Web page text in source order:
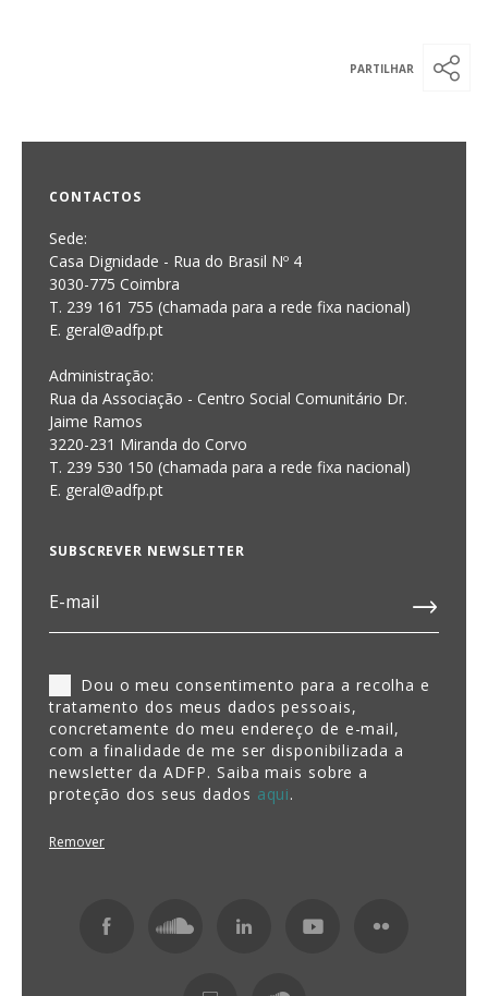
CONTACTOS
Sede:
Casa Dignidade - Rua do Brasil Nº 4
3030-775 Coimbra
T. 239 161 755 (chamada para a rede fixa nacional)
E. geral@adfp.pt
Administração:
Rua da Associação - Centro Social Comunitário Dr.
Jaime Ramos
3220-231 Miranda do Corvo
T. 239 530 150 (chamada para a rede fixa nacional)
E. geral@adfp.pt
SUBSCREVER NEWSLETTER
Dou o meu consentimento para a recolha e
tratamento dos meus dados pessoais,
concretamente do meu endereço de e-mail,
com a finalidade de me ser disponibilizada a
newsletter da ADFP. Saiba mais sobre a
proteção dos seus dados aqui.
Remover